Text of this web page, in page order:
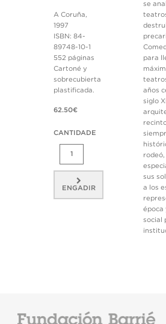
A Coruña,
1997
ISBN: 84-
89748-10-1
552 páginas
Cartoné y
sobrecubierta
plastificada.
62.50€
CANTIDADE
ENGADIR
se
para
años
siglo
sus
a los
época
social